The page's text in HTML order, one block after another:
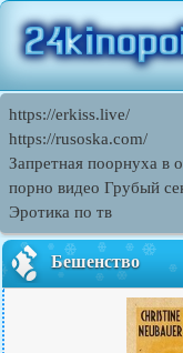
https://erkiss.live/
https://rusoska.com/
Запретная поорнуха в
порно видео Грубый
Эротика по тв
Бешенство